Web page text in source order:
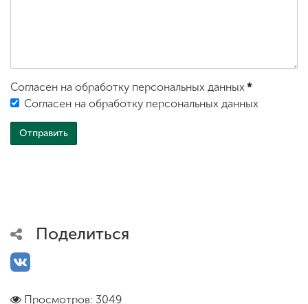
Согласен на обработку персональных данных *
Согласен на обработку персональных данных
Поделиться
Просмотров: 3049